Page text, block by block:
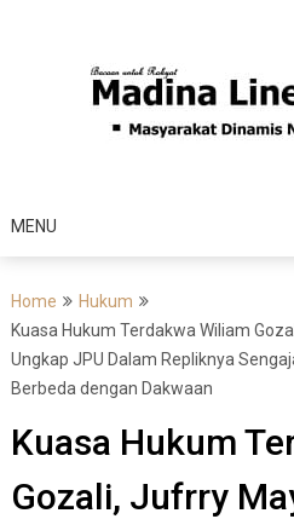
MENU
Home
Hukum
Kuasa Hukum Terdakwa Wiliam
Ungkap JPU Dalam Repliknya
Berbeda dengan Dakwaan
Kuasa Hukum
Gozali, Jufrry